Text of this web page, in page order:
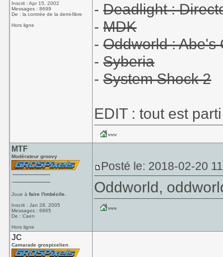
Inscrit : Apr 15, 2002
Messages : 8699
De : la contrée de la demi-fibre
Hors ligne
-Deadlight :
-MDK
-Oddworld : Abe's
-Syberia
-System Shock 2
EDIT : tout est
MTF
Modérateur groovy
Joue àfaire l'imbécile.
Inscrit : Jan 28, 2005
Messages : 6865
De : Caen
Hors ligne
Posté le: 2018-02-20
Oddworld,
JC
Camarade grospixelien